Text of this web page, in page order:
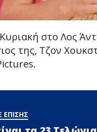
στο Λος
της, Τζον
ΕΠΙΣΗΣ